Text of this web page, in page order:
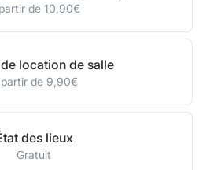
de 10,90€
location de salle
de 9,90€
des lieux
Gratuit